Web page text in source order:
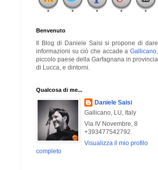
Benvenuto
Il Blog di Daniele Saisi si propone di dare
informazioni su ciò che accade a Gallicano
piccolo paese della Garfagnana in provincia
di Lucca, e dintorni.
Qualcosa di me...
Daniele Saisi
Gallicano, LU, Italy
Via IV Novembre, 8
+393477542792
Visualizza il mio profilo
completo